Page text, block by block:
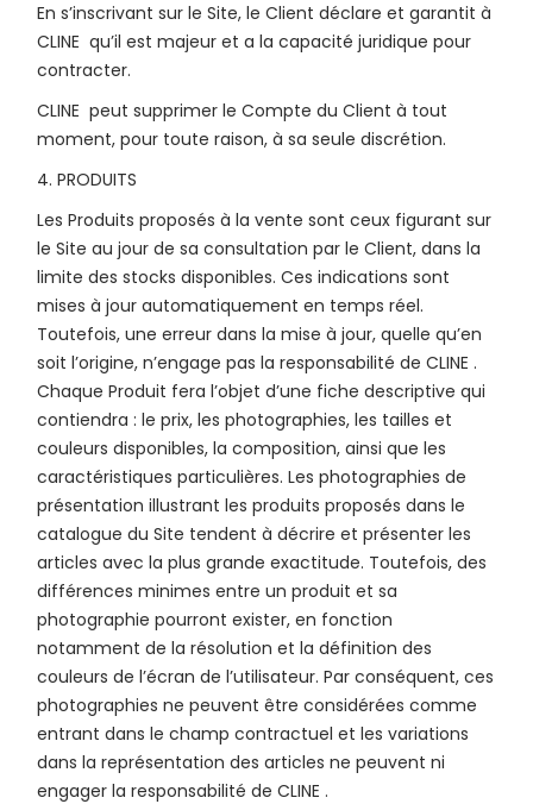
En s’inscrivant sur le Site, le Client déclare et garantit à
CLINE qu’il est majeur et a la capacité juridique pour
contracter.
CLINE peut supprimer le Compte du Client à tout
moment, pour toute raison, à sa seule discrétion.
4. PRODUITS
Les Produits proposés à la vente sont ceux figurant sur
le Site au jour de sa consultation par le Client, dans la
limite des stocks disponibles. Ces indications sont
mises à jour automatiquement en temps réel.
Toutefois, une erreur dans la mise à jour, quelle qu’en
soit l’origine, n’engage pas la responsabilité de CLINE .
Chaque Produit fera l’objet d’une fiche descriptive qui
contiendra : le prix, les photographies, les tailles et
couleurs disponibles, la composition, ainsi que les
caractéristiques particulières. Les photographies de
présentation illustrant les produits proposés dans le
catalogue du Site tendent à décrire et présenter les
articles avec la plus grande exactitude. Toutefois, des
différences minimes entre un produit et sa
photographie pourront exister, en fonction
notamment de la résolution et la définition des
couleurs de l’écran de l’utilisateur. Par conséquent, ces
photographies ne peuvent être considérées comme
entrant dans le champ contractuel et les variations
dans la représentation des articles ne peuvent ni
engager la responsabilité de CLINE .